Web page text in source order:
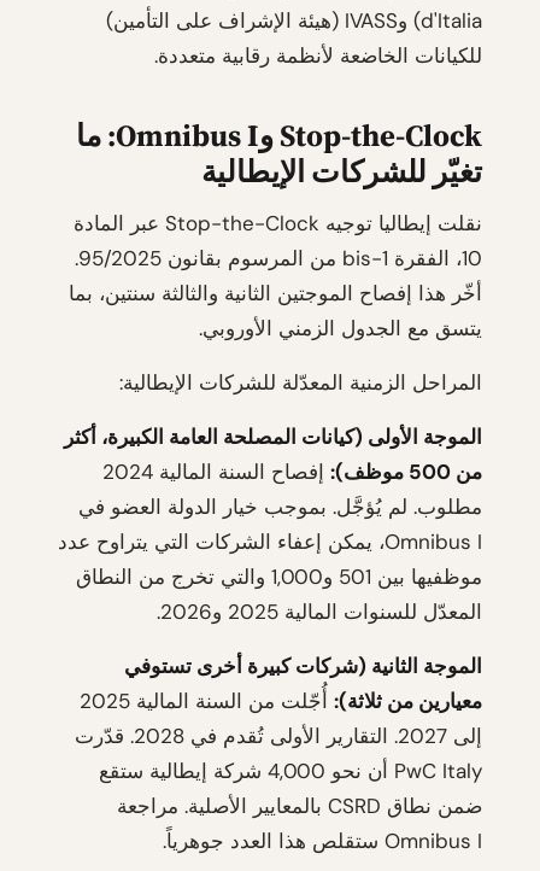
d'Italia) وIVASS (هيئة الإشراف على التأمين)
للكيانات الخاضعة لأنظمة رقابية متعددة.
Stop-the-Clock وOmnibus I: ما
تغيّر للشركات الإيطالية
نقلت إيطاليا توجيه Stop-the-Clock عبر المادة
10، الفقرة 1-bis من المرسوم بقانون 95/2025.
أخّر هذا إفصاح الموجتين الثانية والثالثة سنتين، بما
يتسق مع الجدول الزمني الأوروبي.
المراحل الزمنية المعدّلة للشركات الإيطالية:
الموجة الأولى (كيانات المصلحة العامة الكبيرة، أكثر
من 500 موظف):
إفصاح السنة المالية 2024
مطلوب. لم يُؤجَّل. بموجب خيار الدولة العضو في
Omnibus I، يمكن إعفاء الشركات التي يتراوح عدد
موظفيها بين 501 و1,000 والتي تخرج من النطاق
المعدّل للسنوات المالية 2025 و2026.
الموجة الثانية (شركات كبيرة أخرى تستوفي
معيارين من ثلاثة):
أُجّلت من السنة المالية 2025
إلى 2027. التقارير الأولى تُقدم في 2028. قدّرت
PwC Italy أن نحو 4,000 شركة إيطالية ستقع
ضمن نطاق CSRD بالمعايير الأصلية. مراجعة
Omnibus I ستقلص هذا العدد جوهرياً.